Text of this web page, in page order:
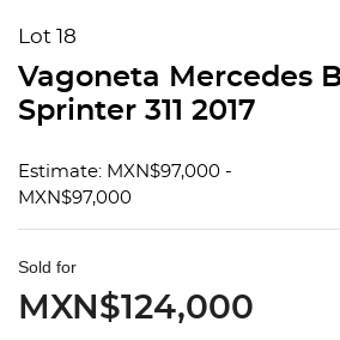
Lot 18
Vagoneta Mercedes
Sprinter 311 2017
Estimate: MXN$97,000 -
MXN$97,000
Sold for
MXN$124,000